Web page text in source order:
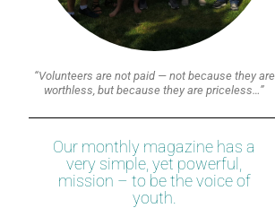
“Volunteers are not paid — not because they are
worthless, but because they are priceless…”
Our monthly magazine has a
very simple, yet powerful,
mission – to be the voice of
youth.